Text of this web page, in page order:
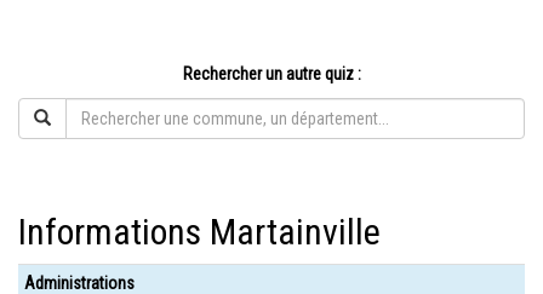
Rechercher un autre quiz :
Informations Martainville
Administrations